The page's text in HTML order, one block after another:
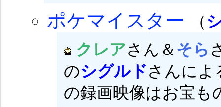
ポケマイスター （
クレアさん＆ そら
のシグルドさんによ
の録画映像はお宝も